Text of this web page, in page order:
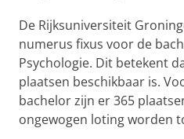
De Rijksuniversiteit
numerus fixus voor de
Psychologie. Dit betekent
plaatsen beschikbaar is.
bachelor zijn er 365
ongewogen loting worden